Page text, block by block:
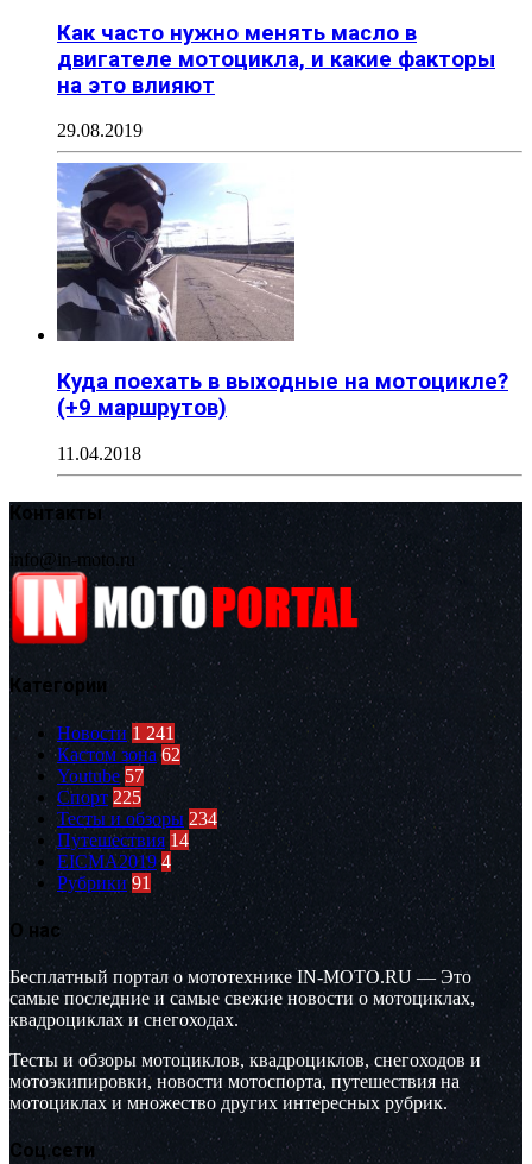
Как часто нужно менять масло в
двигателе мотоцикла, и какие факторы
на это влияют
29.08.2019
Куда поехать в выходные на мотоцикле?
(+9 маршрутов)
11.04.2018
Контакты
info@in-moto.ru
Категории
Новости 1 241
Кастом зона 62
Youtube 57
Спорт 225
Тесты и обзоры 234
Путешествия 14
EICMA2019 4
Рубрики 91
О нас
Бесплатный портал о мототехнике IN-MOTO.RU — Это
самые последние и самые свежие новости о мотоциклах,
квадроциклах и снегоходах.
Тесты и обзоры мотоциклов, квадроциклов, снегоходов и
мотоэкипировки, новости мотоспорта, путешествия на
мотоциклах и множество других интересных рубрик.
Соц.сети